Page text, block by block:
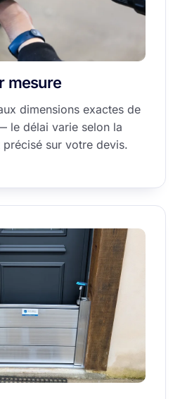
mesure
dimensions exactes de
le délai varie selon la
sur votre devis.